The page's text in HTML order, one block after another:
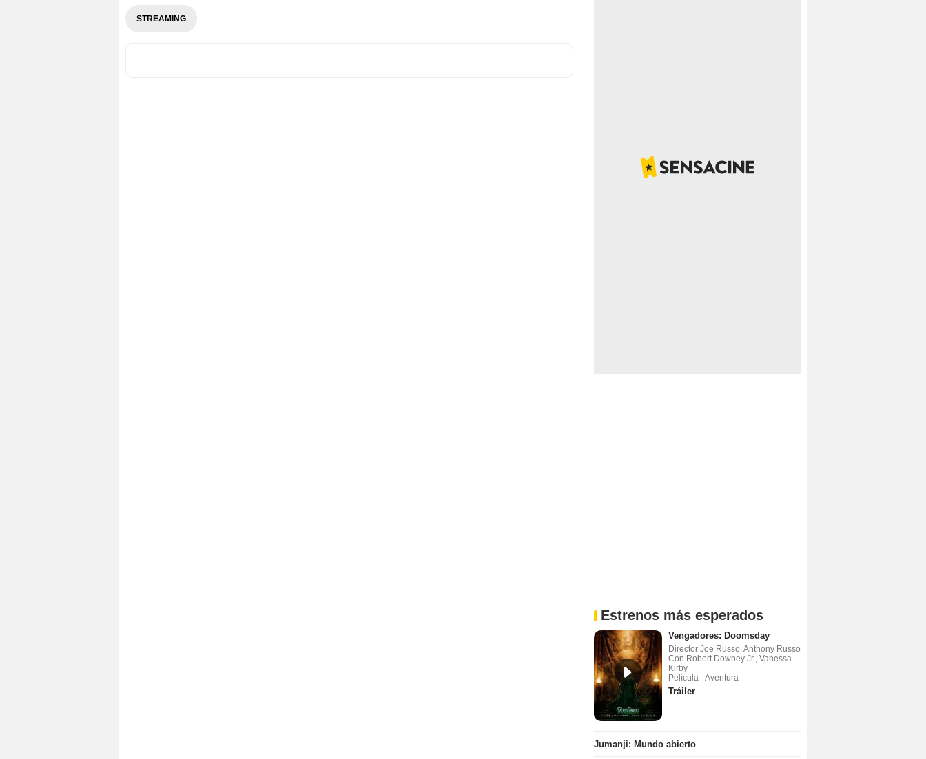
STREAMING
Estrenos más esperados
Vengadores: Doomsday
Director Joe Russo, Anthony Russo
Con Robert Downey Jr., Vanessa
Kirby
Película - Aventura
Tráiler
Jumanji: Mundo abierto